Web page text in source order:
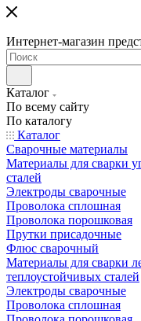
Интернет-магазин
Каталог
По всему сайту
По каталогу
Каталог
Сварочные материалы
Материалы для сварки
сталей
Электроды сварочные
Проволока сплошная
Проволока порошковая
Прутки присадочные
Флюс сварочный
Материалы для сварки
теплоустойчивых сталей
Электроды сварочные
Проволока сплошная